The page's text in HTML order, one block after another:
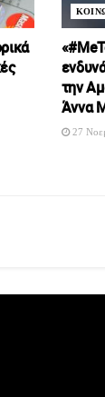
την
Άννα
27